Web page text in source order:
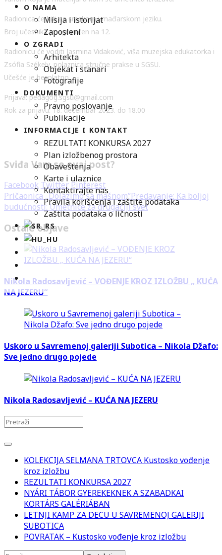
O NAMA
Misija i istorijat
Zaposleni
O ZGRADI
Arhitekta
Objekat i stanari
Fotografije
DOKUMENTI
Pravno poslovanje
Publikacije
INFORMACIJE I KONTAKT
REZULTATI KONKURSA 2027
Plan izložbenog prostora
Obaveštenja
Karte i ulaznice
Kontaktirajte nas
Pravila korišćenja i zaštite podataka
Zaštita podataka o ličnosti
Radionica će biti na srpskom i mađarskom jeziku.
Broj učesnika je ograničen na 12.
Radionicu će voditi Jasmina Vidaković, viša muzejska edukatorka i
Zsófia Székely, polaznica stručne prakse u SGSU.
Učešće je besplatno.
Prijava: pedagog.sgsu@gmail.com
Rok za prijavu: 18. decembar 2023. do 18.00
Sviđa Vam se ovaj post?
Facebook Twitter Pinterest
Pričaonica „Dolazimo sa mašnom”Predavanje: Ka boljoj
budućnosti: Umetnice za drugačiji svet
Ostale objave
Nikola Radosavljević – VOĐENJE KROZ IZLOŽBU „ KUĆA
NA JEZERU“
Uskoro u Savremenoj galeriji Subotica – Nikola Džafo:
Sve jedno drugo pojede
Nikola Radosavljević – KUĆA NA JEZERU
KOLEKCIJA SELMANA TRTOVCA Kustosko vođenje
kroz izložbu
REZULTATI KONKURSA 2027
NYÁRI TÁBOR GYEREKEKNEK A SZABADKAI
KORTÁRS GALÉRIÁBAN
LETNJI KAMP ZA DECU U SAVREMENOJ GALERIJI
SUBOTICA
POVRATAK – Kustosko vođenje kroz izložbu